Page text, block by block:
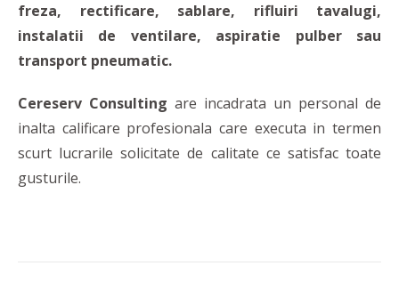
freza, rectificare, sablare, rifluiri tavalugi,
instalatii de ventilare, aspiratie pulber sau
transport pneumatic.
Cereserv Consulting are incadrata un personal de
inalta calificare profesionala care executa in termen
scurt lucrarile solicitate de calitate ce satisfac toate
gusturile.